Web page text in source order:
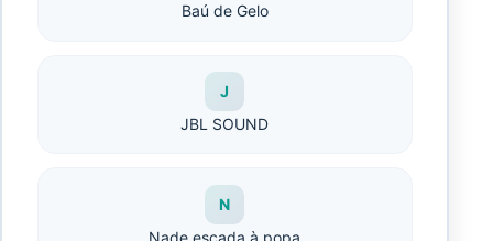
Baú de Gelo
J
JBL SOUND
N
Nade escada à popa